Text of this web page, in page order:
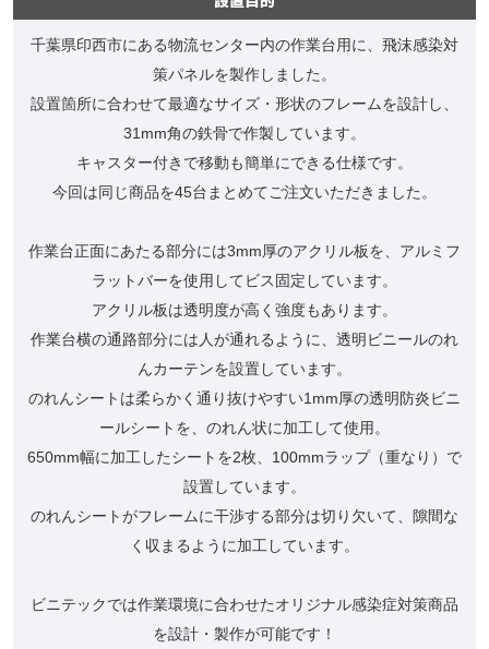
千葉県印西市にある物流センター内の作業台用に、飛沫感染対
策パネルを製作しました。
設置箇所に合わせて最適なサイズ・形状のフレームを設計し、
31mm角の鉄骨で作製しています。
キャスター付きで移動も簡単にできる仕様です。
今回は同じ商品を45台まとめてご注文いただきました。
作業台正面にあたる部分には3mm厚のアクリル板を、アルミフ
ラットバーを使用してビス固定しています。
アクリル板は透明度が高く強度もあります。
作業台横の通路部分には人が通れるように、透明ビニールのれ
んカーテンを設置しています。
のれんシートは柔らかく通り抜けやすい1mm厚の透明防炎ビニ
ールシートを、のれん状に加工して使用。
650mm幅に加工したシートを2枚、100mmラップ（重なり）で
設置しています。
のれんシートがフレームに干渉する部分は切り欠いて、隙間な
く収まるように加工しています。
ビニテックでは作業環境に合わせたオリジナル感染症対策商品
を設計・製作が可能です！